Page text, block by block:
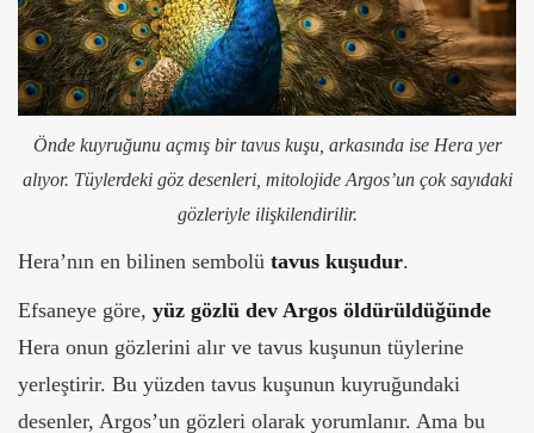
Önde kuyruğunu açmış bir tavus kuşu, arkasında ise Hera yer
alıyor. Tüylerdeki göz desenleri, mitolojide Argos’un çok sayıdaki
gözleriyle ilişkilendirilir.
Hera’nın en bilinen sembolü tavus kuşudur.
Efsaneye göre, yüz gözlü dev Argos öldürüldüğünde
Hera onun gözlerini alır ve tavus kuşunun tüylerine
yerleştirir. Bu yüzden tavus kuşunun kuyruğundaki
desenler, Argos’un gözleri olarak yorumlanır. Ama bu